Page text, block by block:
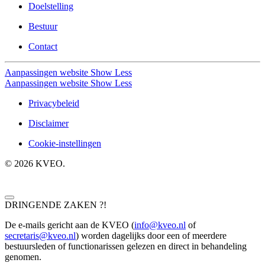
Doelstelling
Bestuur
Contact
Aanpassingen website Show Less
Aanpassingen website Show Less
Privacybeleid
Disclaimer
Cookie-instellingen
© 2026 KVEO.
DRINGENDE ZAKEN ?!
De e-mails gericht aan de KVEO (info@kveo.nl of
secretaris@kveo.nl) worden dagelijks door een of meerdere
bestuursleden of functionarissen gelezen en direct in behandeling
genomen.